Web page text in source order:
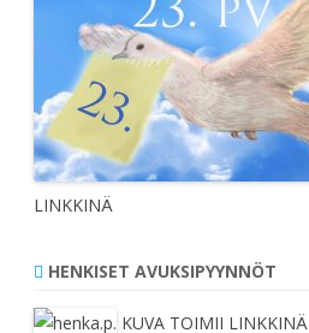
LINKKINÄ
HENKISET AVUKSIPYYNNÖT
KUVA TOIMII LINKKINÄ